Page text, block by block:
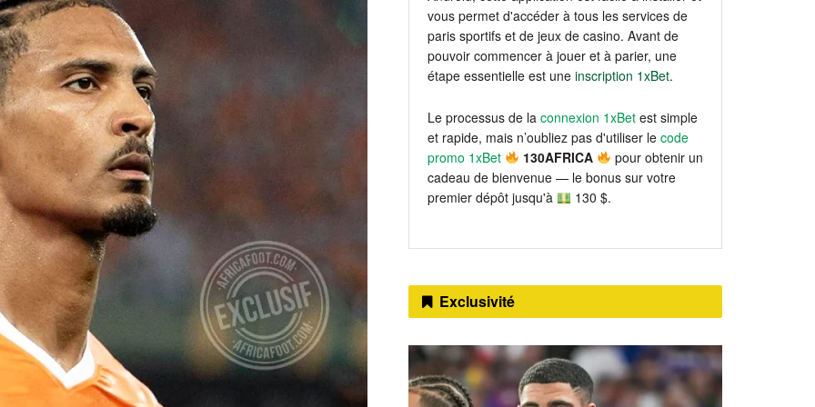
vous permet d'accéder à tous les services de
paris sportifs et de jeux de casino. Avant de
pouvoir commencer à jouer et à parier, une
étape essentielle est une inscription 1xBet.
Le processus de la connexion 1xBet est simple
et rapide, mais n’oubliez pas d'utiliser le code
promo 1xBet
130AFRICA
pour obtenir un
cadeau de bienvenue — le bonus sur votre
premier dépôt jusqu'à
130 $.
Exclusivité